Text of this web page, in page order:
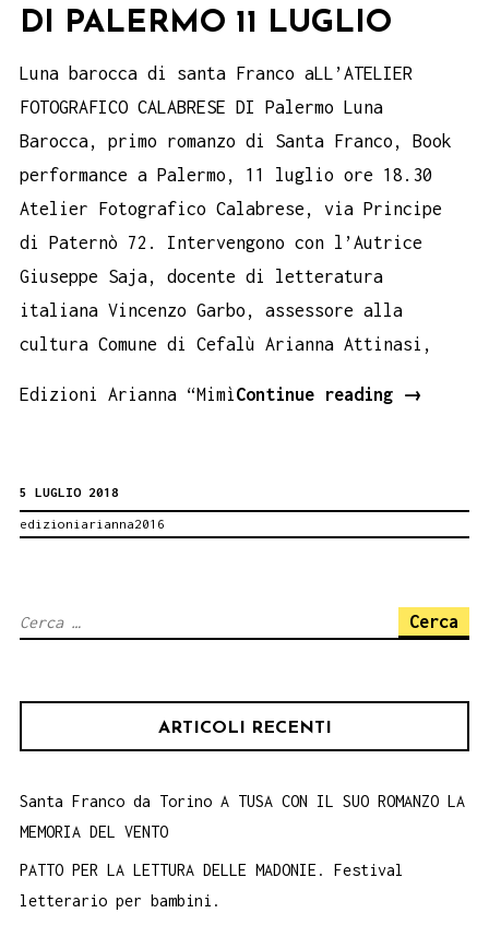
DI PALERMO 11 LUGLIO
Luna barocca di santa Franco aLL’ATELIER
FOTOGRAFICO CALABRESE DI Palermo Luna
Barocca, primo romanzo di Santa Franco, Book
performance a Palermo, 11 luglio ore 18.30
Atelier Fotografico Calabrese, via Principe
di Paternò 72. Intervengono con l’Autrice
Giuseppe Saja, docente di letteratura
italiana Vincenzo Garbo, assessore alla
cultura Comune di Cefalù Arianna Attinasi,
Edizioni Arianna “MimìContinue reading
LUNA
CALABRESE
PALERMO
→
5 LUGLIO 2018
edizioniarianna2016
Ricerca
ARTICOLI RECENTI
Santa Franco da Torino A TUSA CON IL SUO ROMANZO LA
MEMORIA DEL VENTO
PATTO PER LA LETTURA DELLE MADONIE. Festival
letterario per bambini.